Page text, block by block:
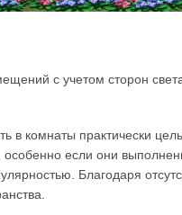
с учетом сторон
комнаты практически
если они
Благодаря